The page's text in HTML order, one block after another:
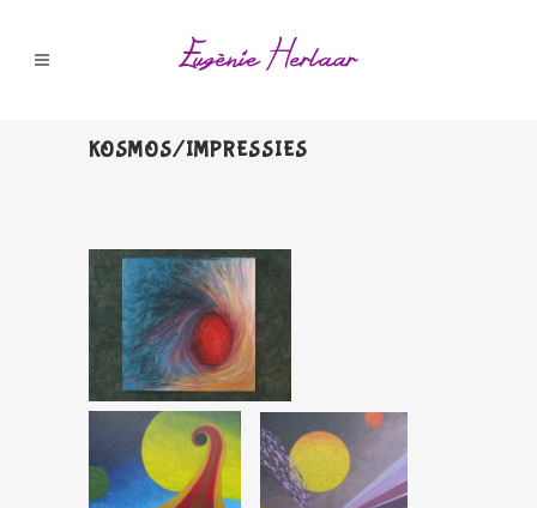
KOSMOS/IMPRESSIES